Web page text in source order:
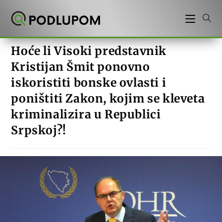
Hoće li Visoki predstavnik
Kristijan Šmit ponovno
iskoristiti bonske ovlasti i
poništiti Zakon, kojim se kleveta
kriminalizira u Republici
Srpskoj?!